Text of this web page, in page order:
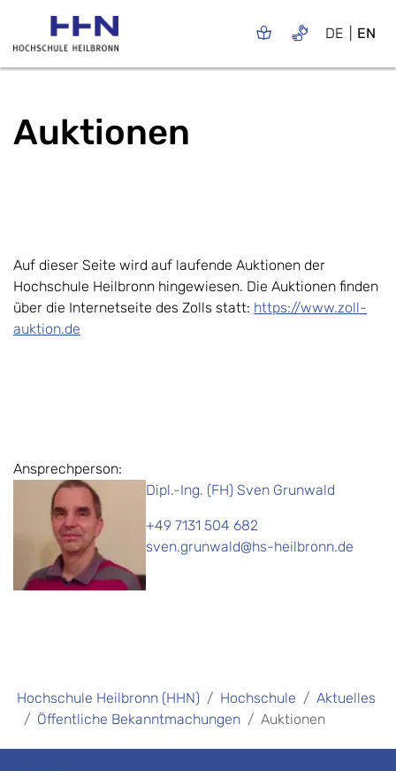
DE EN
Auktionen
Auf dieser Seite wird auf laufende Auktionen der
Hochschule Heilbronn hingewiesen. Die Auktionen finden
über die Internetseite des Zolls statt: https://www.zoll-
auktion.de
Ansprechperson:
Dipl.-Ing. (FH) Sven Grunwald
+49 7131 504 682
sven.grunwald@hs-heilbronn.de
Hochschule Heilbronn (HHN) Hochschule
Aktuelles
Öffentliche Bekanntmachungen
Auktionen